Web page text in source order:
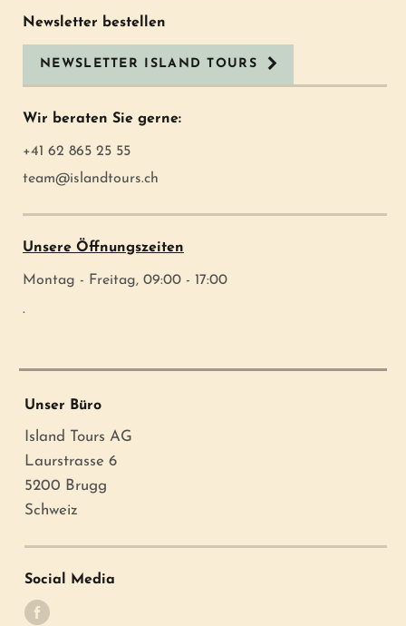
Newsletter bestellen
NEWSLETTER ISLAND TOURS
Wir beraten Sie gerne:
+41 62 865 25 55
team@islandtours.ch
Unsere Öffnungszeiten
Montag - Freitag, 09:00 - 17:00
.
Unser Büro
Island Tours AG
Laurstrasse 6
5200 Brugg
Schweiz
Social Media